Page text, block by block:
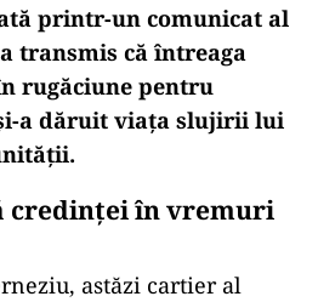
printr-un comunicat al
transmis că întreaga
rugăciune pentru
a dăruit viața slujirii lui
credinței în vremuri
astăzi cartier al